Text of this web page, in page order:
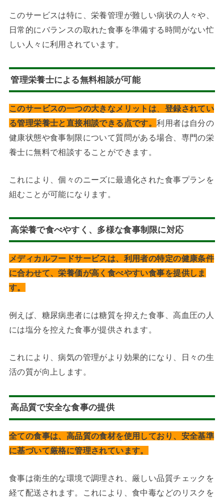
このサービスは特に、栄養管理が難しい病状の人々や、
日常的にバランスの取れた食事を準備する時間がない忙
しい人々に利用されています。
管理栄養士による無料相談が可能
このサービスの一つの大きなメリットは
登録されてい
る管理栄養士と直接相談できる点です。利用者は自分の
健康状態や食事制限について質問がある場合、専門の栄
養士に無料で相談することができます。
これにより、個々のニーズに最適化された食事プランを
組むことが可能になります。
高栄養で食べやすく、多様な食事制限に対応
メディカルフードサービスは、利用者の特定の健康条件
に合わせて、栄養価が高く食べやすい食事を提供しま
す。
例えば、糖尿病患者には糖質を抑えた食事、高血圧の人
には塩分を控えた食事が提供されます。
これにより、病気の管理がより効果的になり、日々の生
活の質が向上します。
高品質で安全な食事の提供
全ての食事は、高品質の食材を使用しており、安全基準
に基づいて厳格に管理されています。
食事は衛生的な環境で調理され、厳しい品質チェックを
経て配送されます。これにより、食中毒などのリスクを